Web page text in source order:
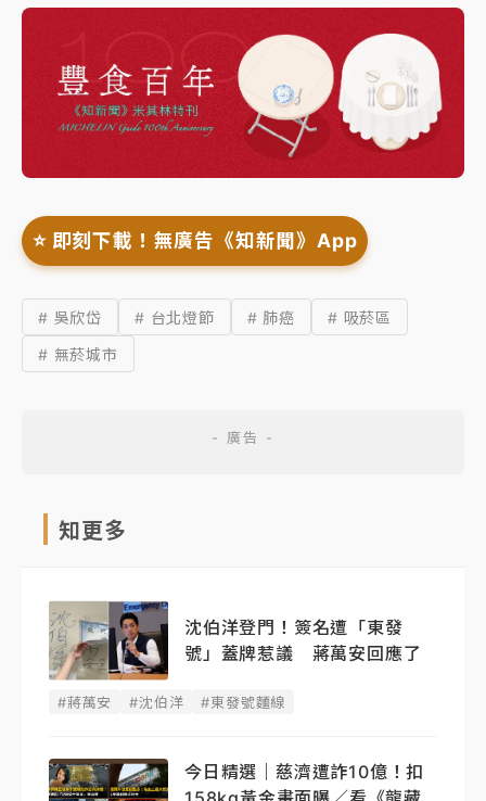
⭐️ 即刻下載！無廣告《知新聞》App
# 吳欣岱 # 台北燈節 # 肺癌
# 吸菸區
# 無菸城市
知更多
沈伯洋登門！簽名遭「東發
號」蓋牌惹議 蔣萬安回應了
#蔣萬安 #沈伯洋 #東發號麵線
今日精選｜慈濟遭詐10億！扣